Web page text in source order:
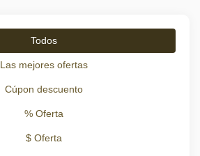
Todos
Las mejores ofertas
Cúpon descuento
% Oferta
$ Oferta